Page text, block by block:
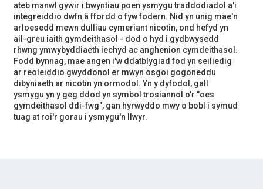
ateb manwl gywir i bwyntiau poen ysmygu traddodiadol a'i
integreiddio dwfn â ffordd o fyw fodern. Nid yn unig mae'n
arloesedd mewn dulliau cymeriant nicotin, ond hefyd yn
ail-greu iaith gymdeithasol - dod o hyd i gydbwysedd
rhwng ymwybyddiaeth iechyd ac anghenion cymdeithasol.
Fodd bynnag, mae angen i'w ddatblygiad fod yn seiliedig
ar reoleiddio gwyddonol er mwyn osgoi gogoneddu
dibyniaeth ar nicotin yn ormodol. Yn y dyfodol, gall
ysmygu yn y geg ddod yn symbol trosiannol o'r "oes
gymdeithasol ddi-fwg", gan hyrwyddo mwy o bobl i symud
tuag at roi'r gorau i ysmygu'n llwyr.